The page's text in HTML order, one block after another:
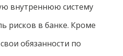
внутреннюю систему
рисков в банке. Кроме
обязанности по